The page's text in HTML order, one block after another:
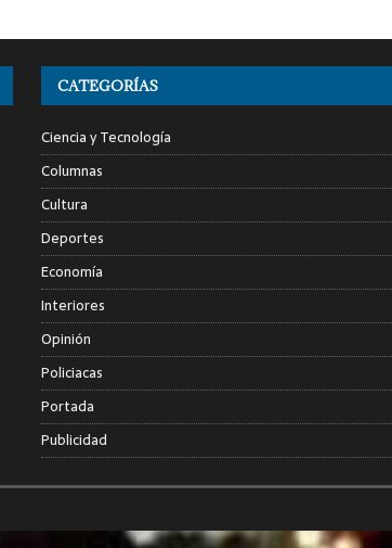
CATEGORÍAS
Ciencia y Tecnología
Columnas
Cultura
Deportes
Economía
Interiores
Opinión
Policiacas
Portada
Publicidad